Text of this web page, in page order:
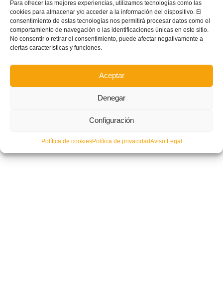
Para ofrecer las mejores experiencias, utilizamos tecnologías como las
cookies para almacenar y/o acceder a la información del dispositivo. El
consentimiento de estas tecnologías nos permitirá procesar datos como el
comportamiento de navegación o las identificaciones únicas en este sitio.
No consentir o retirar el consentimiento, puede afectar negativamente a
ciertas características y funciones.
Aceptar
Denegar
Configuración
Política de cookiesPolítica de privacidadAviso Legal
Valenta sub19 de fútbol sala